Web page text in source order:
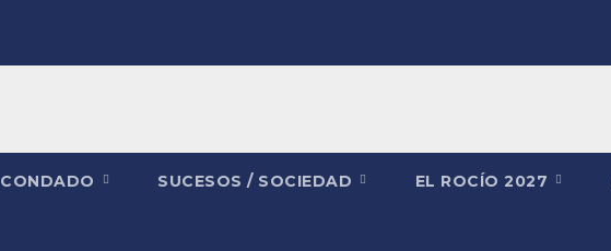
CONDADO SUCESOS / SOCIEDAD EL ROCÍO 2027